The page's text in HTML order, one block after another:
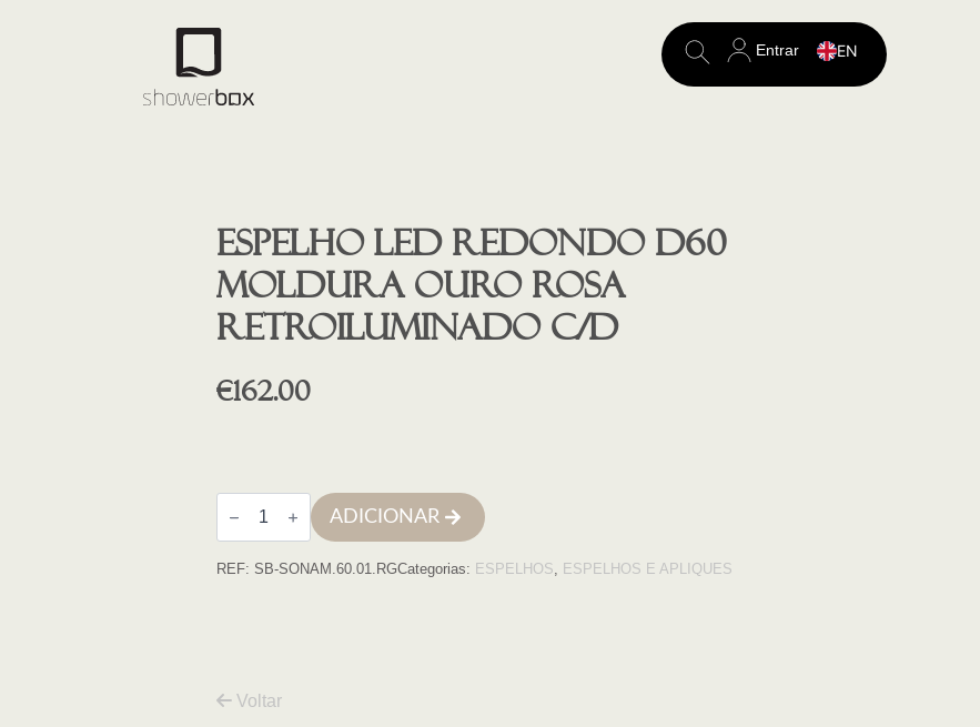
Search
Entrar EN
Espelho led redondo D60
moldura ouro rosa
retroiluminado c/d
€162.00
Quantidade
de
Espelho
redondo
ADICIONAR
REF: SB-SONAM.60.01.RGCategorias: ESPELHOS, ESPELHOS E APLIQUES
Voltar